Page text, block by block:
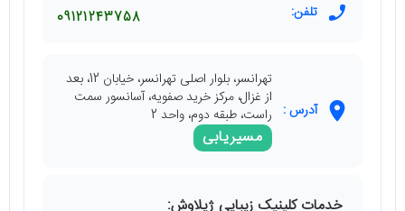
تلفن: 09121243758
آدرس :
تهرانسر، بلوار اصلی تهرانسر، خیابان 12، بعد
از غزال، مرکز خرید صفویه، آسانسور سمت
راست، طبقه دوم، واحد 2
مسیریابی
خدمات کلینیک زیبایی ژیلاوش: